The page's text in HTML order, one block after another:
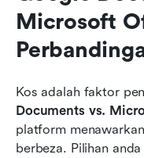
Microsoft
Kos adalah faktor
Documents vs.
platform
berbeza. Pilihan